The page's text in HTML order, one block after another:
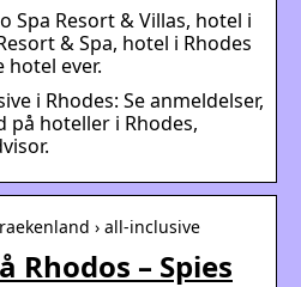
Spa Resort & Villas, hotel i
& Spa, hotel i Rhodes
hotel ever.
i Rhodes: Se anmeldelser,
hoteller i Rhodes,
› all-inclusive
Rhodos – Spies